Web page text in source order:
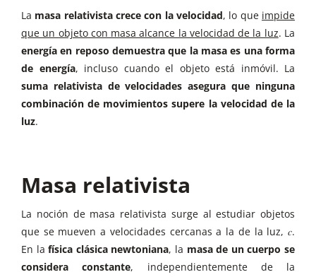
La masa relativista crece con la velocidad, lo que impide
que un objeto con masa alcance la velocidad de la luz. La
energía en reposo demuestra que la masa es una forma
de energía, incluso cuando el objeto está inmóvil. La
suma relativista de velocidades asegura que ninguna
combinación de movimientos supere la velocidad de la
luz.
Masa relativista
La noción de masa relativista surge al estudiar objetos
que se mueven a velocidades cercanas a la de la luz, 𝑐.
En lafísica clásica newtoniana, la masa de un cuerpo se
considera constante, independientemente de la